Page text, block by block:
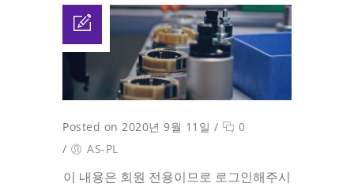
Posted on 2020년 9월 11일 /
0
/
AS-PL
이 내용은 회원 전용이므로 로그인해주시